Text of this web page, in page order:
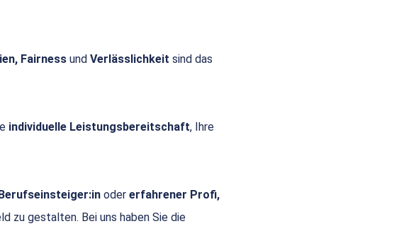
Fairness und Verlässlichkeit sind das
individuelle Leistungsbereitschaft, Ihre
oder erfahrener Profi,
zu gestalten. Bei uns haben Sie die